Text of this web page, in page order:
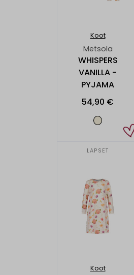
Koot
Metsola
WHISPERS
VANILLA -
PYJAMA
54,90 €
LAPSET
Koot